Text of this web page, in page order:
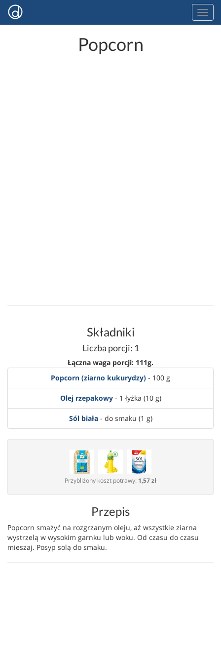
Popcorn
Składniki
Liczba porcji: 1
Łączna waga porcji: 111g.
Popcorn (ziarno kukurydzy) - 100 g
Olej rzepakowy- 1 łyżka (10 g)
Sól biała- do smaku (1 g)
Przybliżony koszt potrawy: 1,57 zł
Przepis
Popcorn smażyć na rozgrzanym oleju, aż wszystkie ziarna
wystrzelą w wysokim garnku lub woku. Od czasu do czasu
mieszaj. Posyp solą do smaku.